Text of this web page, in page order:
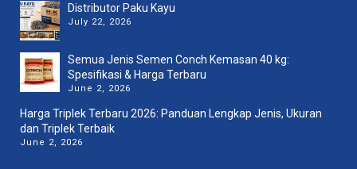
Distributor Paku Kayu
July 22, 2026
Semua Jenis Semen Conch Kemasan 40 kg:
Spesifikasi & Harga Terbaru
June 2, 2026
Harga Triplek Terbaru 2026: Panduan Lengkap Jenis, Ukuran
dan Triplek Terbaik
June 2, 2026